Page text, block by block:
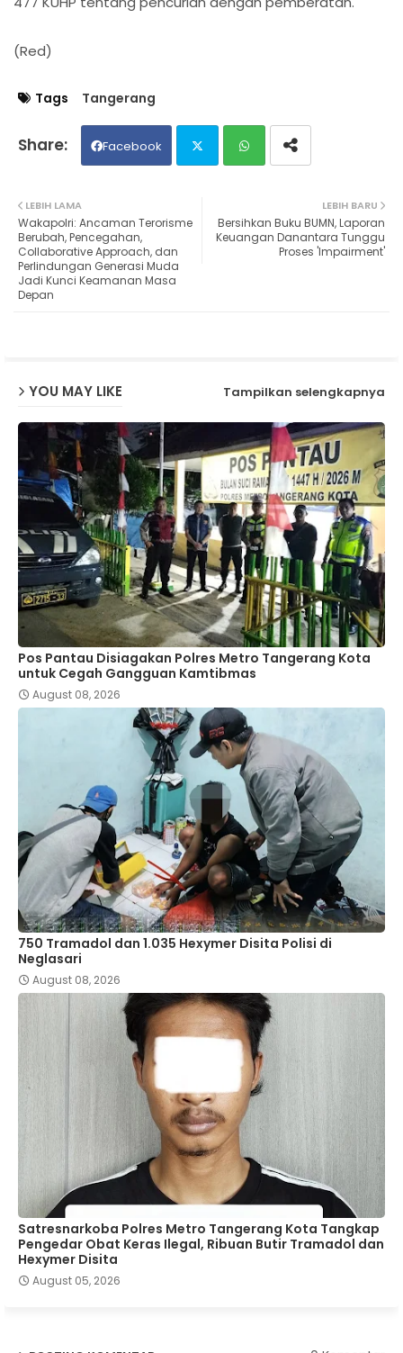
(Red)
Tags Tangerang
Facebook
ter ats
LEBIH BARU
Bersihkan Buku BUMN, Laporan
Keuangan Danantara Tunggu
Proses 'Impairment'
LEBIH LAMA
Wakapolri: Ancaman Terorisme
Berubah, Pencegahan,
Collaborative Approach, dan
Perlindungan Generasi Muda
Jadi Kunci Keamanan Masa
Depan
YOU MAY LIKE Tampilkan selengkapnya
Pos Pantau Disiagakan Polres Metro Tangerang Kota
untuk Cegah Gangguan Kamtibmas
August 08, 2026
750 Tramadol dan 1.035 Hexymer Disita Polisi di
Neglasari
August 08, 2026
Satresnarkoba Polres Metro Tangerang Kota Tangkap
Pengedar Obat Keras Ilegal, Ribuan Butir Tramadol dan
Hexymer Disita
August 05, 2026